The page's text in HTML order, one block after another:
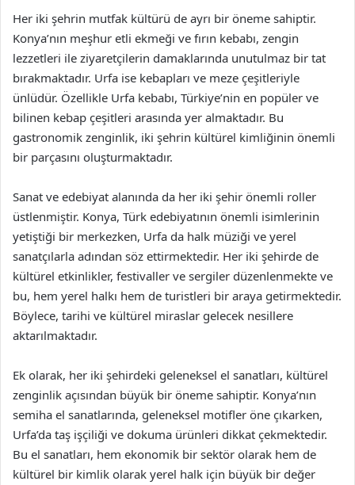
Her iki şehrin mutfak kültürü de ayrı bir öneme sahiptir.
Konya’nın meşhur etli ekmeği ve fırın kebabı, zengin
lezzetleri ile ziyaretçilerin damaklarında unutulmaz bir tat
bırakmaktadır. Urfa ise kebapları ve meze çeşitleriyle
ünlüdür. Özellikle Urfa kebabı, Türkiye’nin en popüler ve
bilinen kebap çeşitleri arasında yer almaktadır. Bu
gastronomik zenginlik, iki şehrin kültürel kimliğinin önemli
bir parçasını oluşturmaktadır.
Sanat ve edebiyat alanında da her iki şehir önemli roller
üstlenmiştir. Konya, Türk edebiyatının önemli isimlerinin
yetiştiği bir merkezken, Urfa da halk müziği ve yerel
sanatçılarla adından söz ettirmektedir. Her iki şehirde de
kültürel etkinlikler, festivaller ve sergiler düzenlenmekte ve
bu, hem yerel halkı hem de turistleri bir araya getirmektedir.
Böylece, tarihi ve kültürel miraslar gelecek nesillere
aktarılmaktadır.
Ek olarak, her iki şehirdeki geleneksel el sanatları, kültürel
zenginlik açısından büyük bir öneme sahiptir. Konya’nın
semiha el sanatlarında, geleneksel motifler öne çıkarken,
Urfa’da taş işçiliği ve dokuma ürünleri dikkat çekmektedir.
Bu el sanatları, hem ekonomik bir sektör olarak hem de
kültürel bir kimlik olarak yerel halk için büyük bir değer